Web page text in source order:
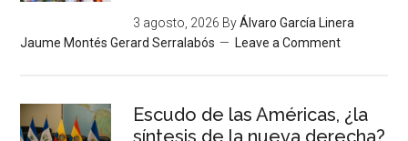
3 agosto, 2026 ByÁlvaro García Linera
Jaume Montés Gerard Serralabós
Leave a Comment
Escudo de las Américas, ¿la
síntesis de la nueva derecha?